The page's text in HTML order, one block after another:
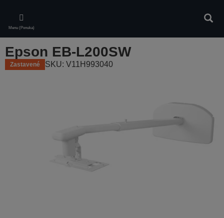
main
content
Menu (Ponuka)
Epson EB-L200SW
Zastavené SKU: V11H993040